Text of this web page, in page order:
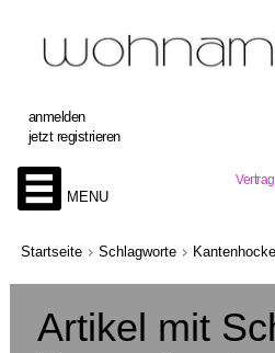
anmelden
jetzt registrieren
MENU
Startseite Schlagworte
Artikel mit